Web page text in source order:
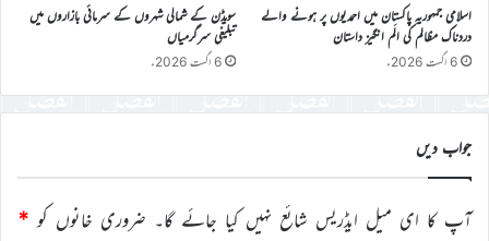
اسلامی جمہوریہ پاکستان میں احمدیوں پر ہونے والے
دردناک مظالم کی الَم انگیز داستان
6 اگست 2026ء
سویڈن کے شمالی شہروں کے سرمائی بازاروں میں
تبلیغی سرگرمیاں
6 اگست 2026ء
جواب دیں
آپ کا ای میل ایڈریس شائع نہیں کیا جائے گا۔ ضروری خانوں کو *